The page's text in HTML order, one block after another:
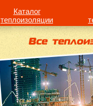
Каталог
теплоизоляции